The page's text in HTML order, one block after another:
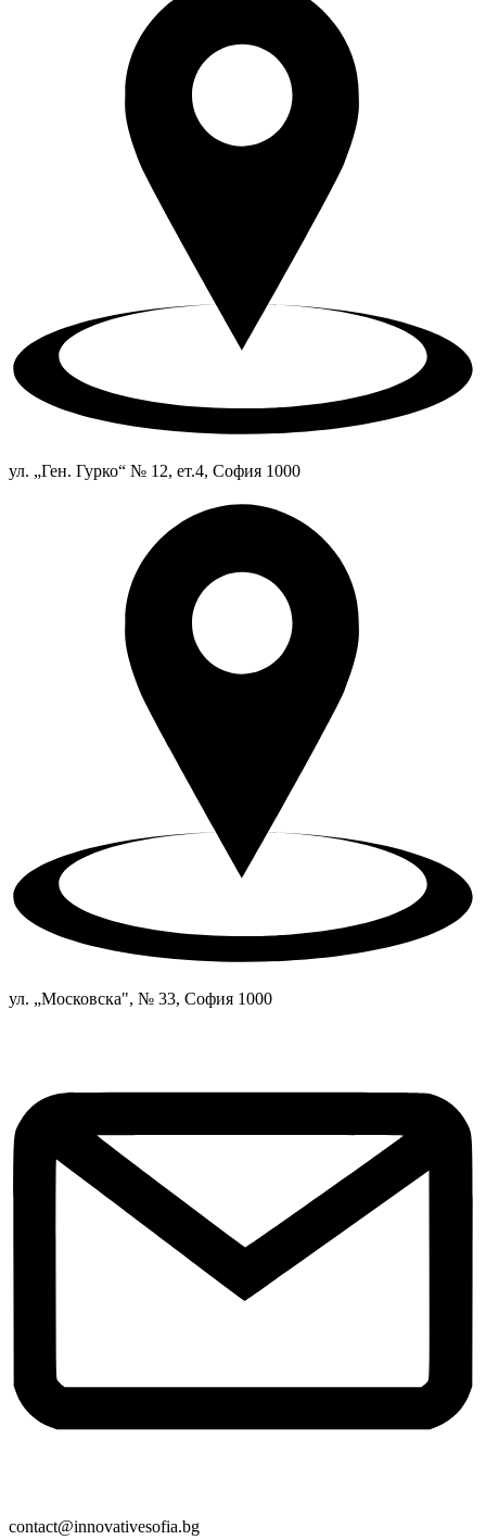
ул. „Ген. Гурко“ № 12, ет.4, София 1000
ул. „Московска", № 33, София 1000
contact@innovativesofia.bg